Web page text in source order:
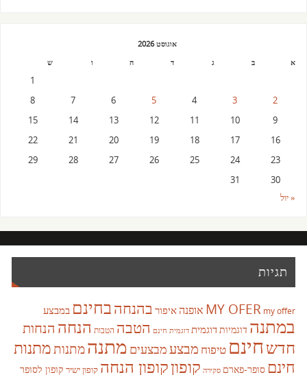
אוגוסט 2026
א
ב ג ד ה ו ש
1
2
3
4
5
6
7
8
9
10
11
12
13
14
15
16
17
18
19
20
21
22
23
24
25
26
27
28
29
30
31
« יול
תגיות
MY OFER my offer אופנהאיפור בהנחהבחינם במבצע
במתנה דוגמיותדוגמית דוגמית חינם הטבה הטבות הנחה הנחות
חדשחינם טיפוח מבצעמבצעים מתנהמתנותמתנות
חינם סופר-פארם סקירה קופוןקופון הנחה קופון ישיר קופון לסופר